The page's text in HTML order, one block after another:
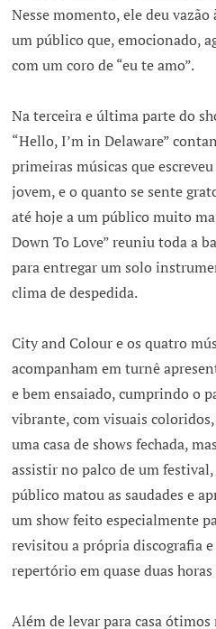
Nesse momento, ele deu
um público que, emocionado,
com um coro de “eu te amo”.
Na terceira e última parte do
“Hello, I’m in Delaware”
primeiras músicas que
jovem, e o quanto se sente
até hoje a um público muito
Down To Love” reuniu toda a
para entregar um solo
clima de despedida.
City and Colour e os quatro
acompanham em turnê
e bem ensaiado, cumprindo o
vibrante, com visuais
uma casa de shows fechada,
assistir no palco de um
público matou as saudades e
um show feito especialmente
revisitou a própria discografia
repertório em quase duas
Além de levar para casa